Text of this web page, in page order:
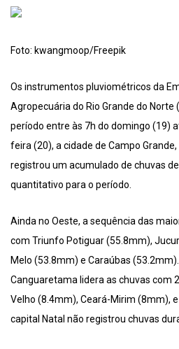
Foto: kwangmoop/Freepik
Os instrumentos pluviométricos da
Agropecuária do Rio Grande do
período entre às 7h do domingo (19)
feira (20), a cidade de Campo
registrou um acumulado de chuvas
quantitativo para o período.
Ainda no Oeste, a sequência das
com Triunfo Potiguar (55.8mm),
Melo (53.8mm) e Caraúbas
Canguaretama lidera as chuvas com
Velho (8.4mm), Ceará-Mirim (8mm),
capital Natal não registrou chuvas